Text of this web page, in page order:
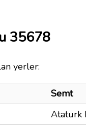
35678
yerler:
Semt
Atatürk